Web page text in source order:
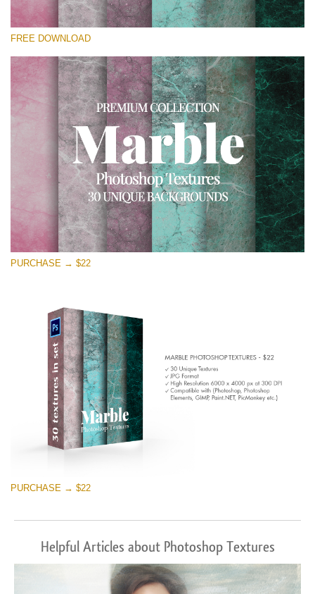
Xin hãy lựa chọn
Small 800*533px
Real Marble
(30 Textures)
Large 6000*4000px
Entire Collection
(1783 Overlays)
Large 6000*4000px
Tải xuống miễn phí
FREE DOWNLOAD
PURCHASE → $22
PURCHASE → $22
Helpful Articles about Photoshop Textures